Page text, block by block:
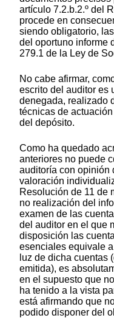
artículo 7.2.b.2.º del
procede en
siendo obligatorio,
del oportuno informe
279.1 de la Ley de
No cabe afirmar,
escrito del auditor es
denegada, realizado
técnicas de
del depósito.
Como ha quedado
anteriores no puede
auditoría con opinión
valoración
Resolución de 11 de
no realización del
examen de las
del auditor en el que
disposición las
esenciales equivale
luz de dicha cuentas
emitida), es
en el supuesto que
ha tenido a la vista
está afirmando que
podido disponer del